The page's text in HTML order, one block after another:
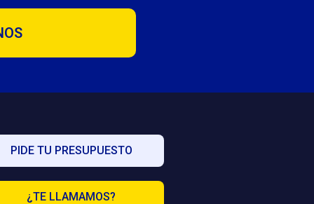
PIDE TU PRESUPUESTO
¿TE LLAMAMOS?